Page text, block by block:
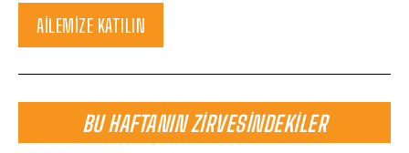
AILEMIZE KATILIN
BU HAFTANIN ZIRVESINDEKILER